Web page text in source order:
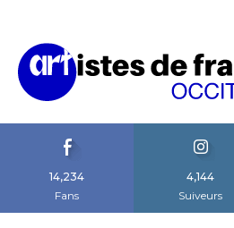
14,234
Fans
4,144
Suiveurs